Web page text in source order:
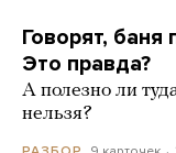
Говорят,
Это правда?
А полезно ли
нельзя?